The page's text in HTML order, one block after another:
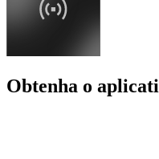
Obtenha o